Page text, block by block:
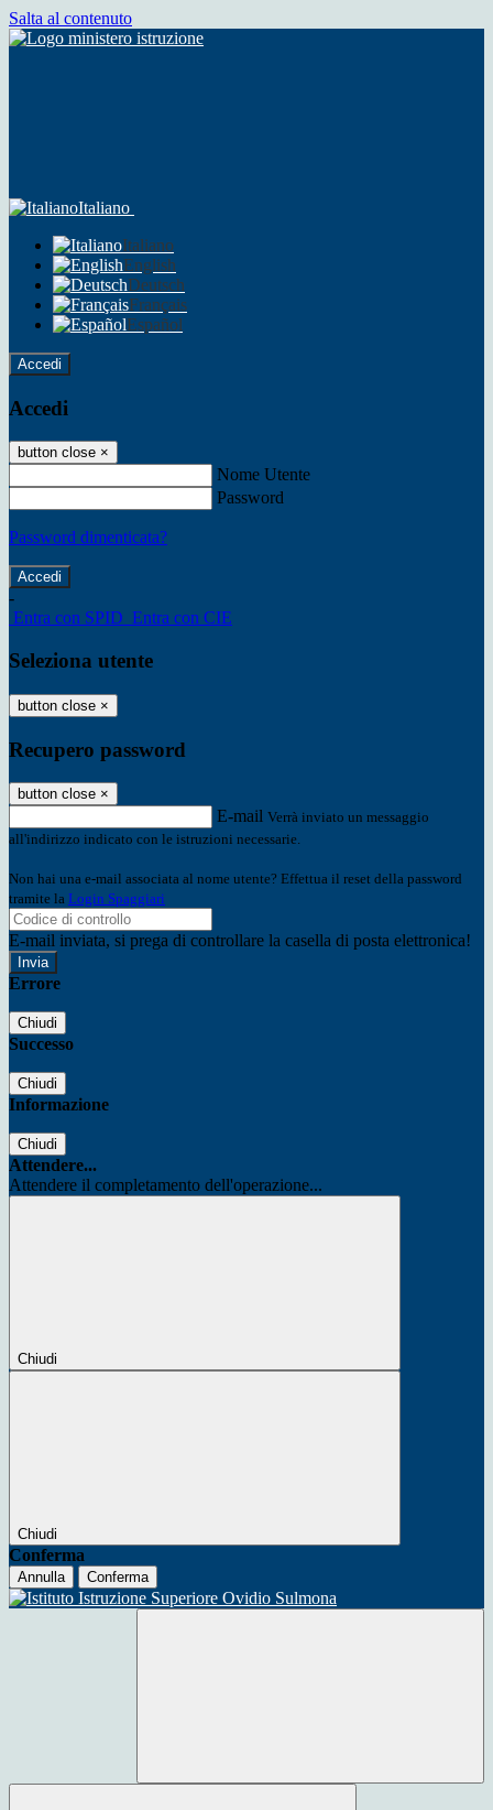
Salta al contenuto
Italiano
Italiano
English
Deutsch
Français
Español
Accedi
Accedi
button close ×
Nome Utente
Password
Password dimenticata?
-
Entra con SPID Entra con CIE
Seleziona utente
button close ×
Recupero password
button close ×
E-mail Verrà inviato un messaggio
all'indirizzo indicato con le istruzioni necessarie.
Non hai una e-mail associata al nome utente? Effettua il reset della password
tramite la Login Spaggiari
E-mail inviata, si prega di controllare la casella di posta elettronica!
Errore
Chiudi
Successo
Chiudi
Informazione
Chiudi
Attendere...
Attendere il completamento dell'operazione...
Chiudi
Chiudi
Conferma
Annulla Conferma